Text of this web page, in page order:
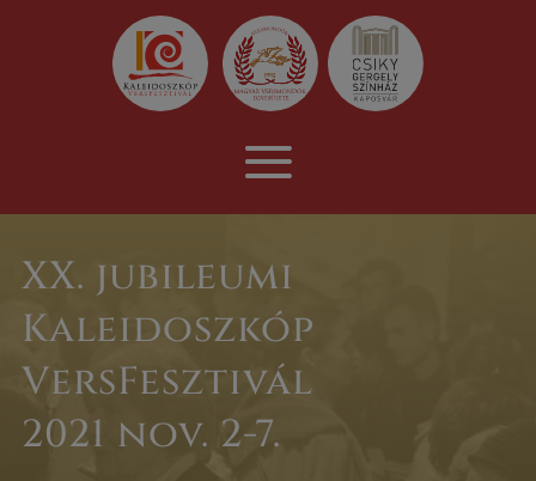
XX. jubileumi
Kaleidoszkóp
VersFesztivál
2021 nov. 2-7.